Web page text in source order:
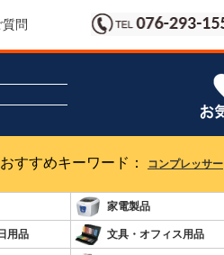
問
おすすめキーワード： コンプレッサー
家電製品
用品 文具・オフィス用品